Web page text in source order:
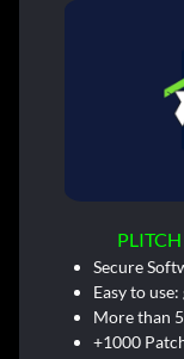
Secure
Easy to
More than
+1000